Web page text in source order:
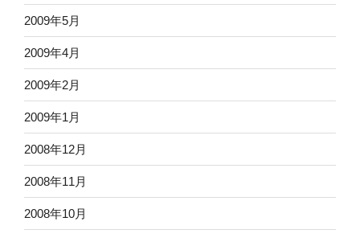
2009年5月
2009年4月
2009年2月
2009年1月
2008年12月
2008年11月
2008年10月